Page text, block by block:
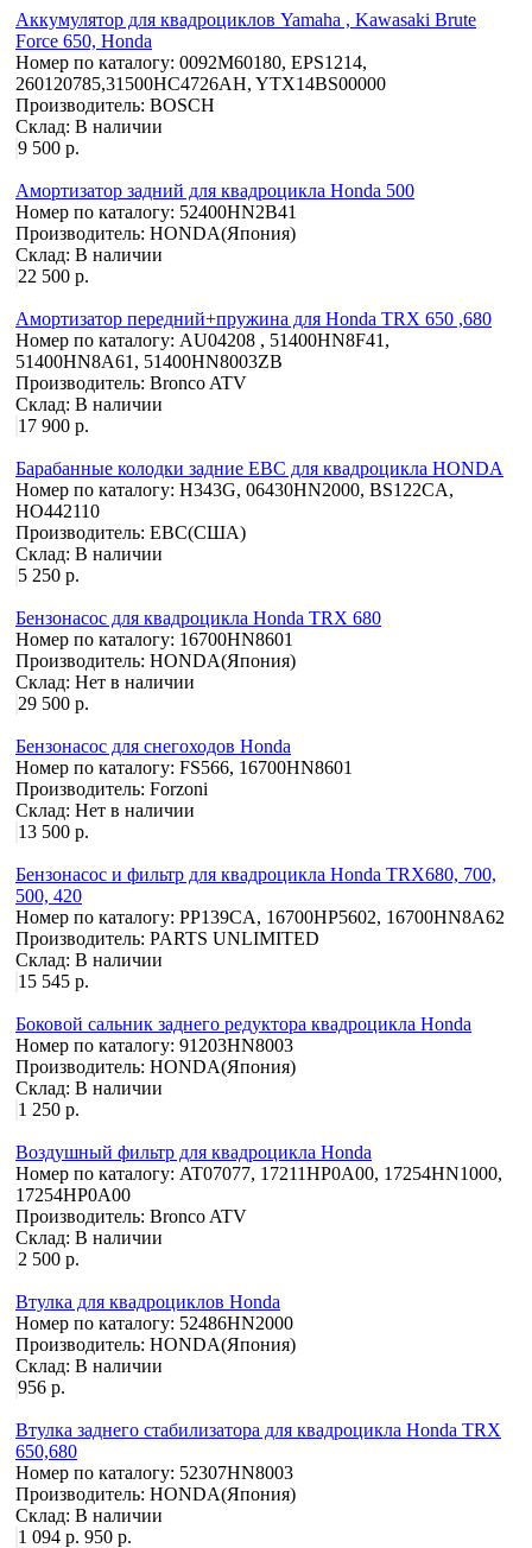
Аккумулятор для квадроциклов Yamaha , Kawasaki Brute
Force 650, Honda
Номер по каталогу: 0092M60180, EPS1214,
260120785,31500HC4726AH, YTX14BS00000
Производитель: BOSCH
Склад: В наличии
9 500 р.
Амортизатор задний для квадроцикла Honda 500
Номер по каталогу: 52400HN2B41
Производитель: HONDA(Япония)
Склад: В наличии
22 500 р.
Амортизатор передний+пружина для Honda TRX 650 ,680
Номер по каталогу: AU04208 , 51400HN8F41,
51400HN8A61, 51400HN8003ZB
Производитель: Bronco ATV
Склад: В наличии
17 900 р.
Барабанные колодки задние EBC для квадроцикла HONDA
Номер по каталогу: H343G, 06430HN2000, BS122CA,
HO442110
Производитель: EBC(США)
Склад: В наличии
5 250 р.
Бензонасос для квадроцикла Honda TRX 680
Номер по каталогу: 16700HN8601
Производитель: HONDA(Япония)
Склад: Нет в наличии
29 500 р.
Бензонасос для снегоходов Honda
Номер по каталогу: FS566, 16700HN8601
Производитель: Forzoni
Склад: Нет в наличии
13 500 р.
Бензонасос и фильтр для квадроцикла Honda TRX680, 700,
500, 420
Номер по каталогу: PP139CA, 16700HP5602, 16700HN8A62
Производитель: PARTS UNLIMITED
Склад: В наличии
15 545 р.
Боковой сальник заднего редуктора квадроцикла Honda
Номер по каталогу: 91203HN8003
Производитель: HONDA(Япония)
Склад: В наличии
1 250 р.
Воздушный фильтр для квадроцикла Honda
Номер по каталогу: AT07077, 17211HP0A00, 17254HN1000,
17254HP0A00
Производитель: Bronco ATV
Склад: В наличии
2 500 р.
Втулка для квадроциклов Honda
Номер по каталогу: 52486HN2000
Производитель: HONDA(Япония)
Склад: В наличии
956 р.
Втулка заднего стабилизатора для квадроцикла Honda TRX
650,680
Номер по каталогу: 52307HN8003
Производитель: HONDA(Япония)
Склад: В наличии
1 094 р. 950 р.